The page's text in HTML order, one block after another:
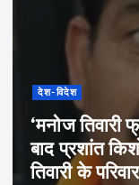
देश-विदेश
‘मनोज
बाद प्रशांत
तिवारी के